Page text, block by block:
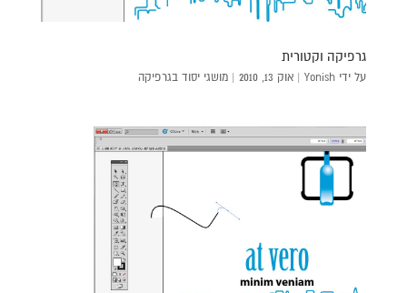
גרפיקה וקטורית
על ידי Yonish
| אוק 13, 2010 | מושגי יסוד בגרפיקה